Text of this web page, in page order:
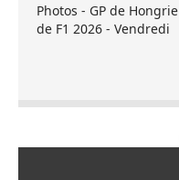
Photos - GP de Hongrie
de F1 2026 - Vendredi